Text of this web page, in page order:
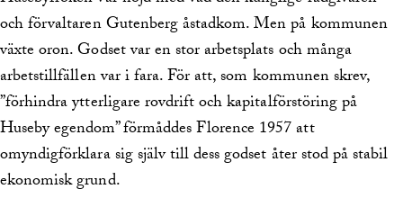
och förvaltaren Gutenberg åstadkom. Men på kommunen
växte oron. Godset var en stor arbetsplats och många
arbetstillfällen var i fara. För att, som kommunen skrev,
”förhindra ytterligare rovdrift och kapitalförstöring på
Huseby egendom” förmåddes Florence 1957 att
omyndigförklara sig själv till dess godset åter stod på stabil
ekonomisk grund.